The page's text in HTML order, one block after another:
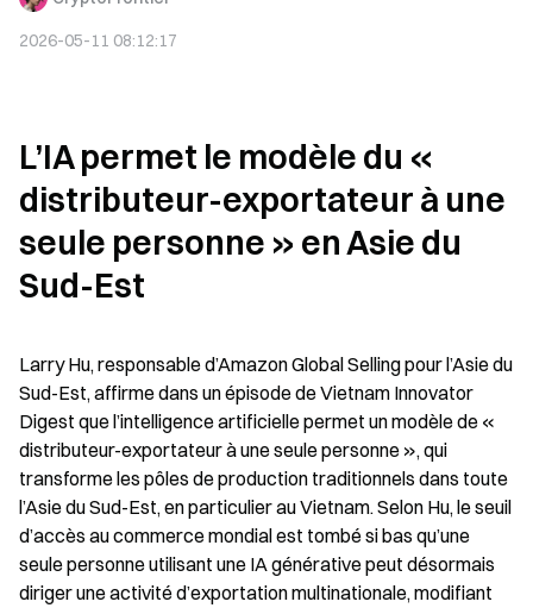
2026-05-11 08:12:17
L’IA permet le modèle du «
distributeur-exportateur à une
seule personne » en Asie du
Sud-Est
Larry Hu, responsable d’Amazon Global Selling pour l’Asie du
Sud-Est, affirme dans un épisode de Vietnam Innovator
Digest que l’intelligence artificielle permet un modèle de «
distributeur-exportateur à une seule personne », qui
transforme les pôles de production traditionnels dans toute
l’Asie du Sud-Est, en particulier au Vietnam. Selon Hu, le seuil
d’accès au commerce mondial est tombé si bas qu’une
seule personne utilisant une IA générative peut désormais
diriger une activité d’exportation multinationale, modifiant